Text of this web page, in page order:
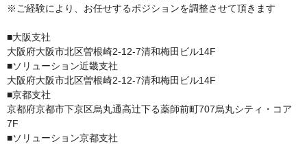
※ご経験により、お任せするポジションを調整させて頂きます
■大阪支社
大阪府大阪市北区曽根崎2-12-7清和梅田ビル14F
■ソリューション近畿支社
大阪府大阪市北区曽根崎2-12-7清和梅田ビル14F
■京都支社
京都府京都市下京区烏丸通高辻下る薬師前町707烏丸シティ・コア
7F
■ソリューション京都支社